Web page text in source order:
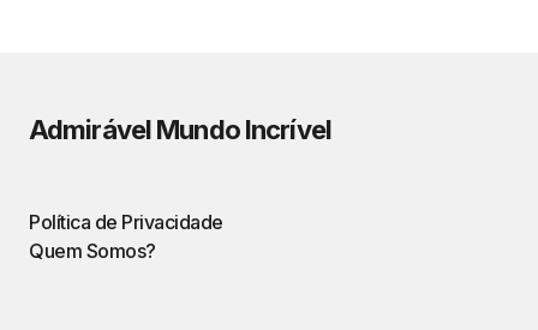
Admirável Mundo Incrível
Política de Privacidade
Quem Somos?